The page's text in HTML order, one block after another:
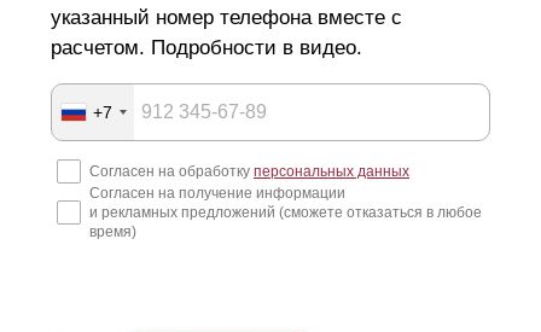
указанный номер телефона вместе с
расчетом. Подробности в видео.
+7
Согласен на обработку персональных данных
Согласен на получение информации
и рекламных предложений (сможете отказаться в любое
время)